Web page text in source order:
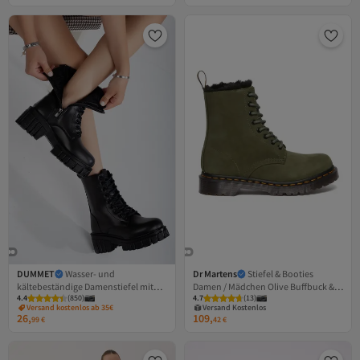
DUMMET
Wasser- und
kältebeständige Damenstiefel mit
Fell innen
4.4 (850)
Versand kostenlos ab 35€
26,99€
Dr Martens
Stiefel & Booties
Damen / Mädchen Olive Buffbuck &
Black Milo Fur
4.7 (13)
Versand Kostenlos
Gratis Versand
Versand Kostenlos
109,42€